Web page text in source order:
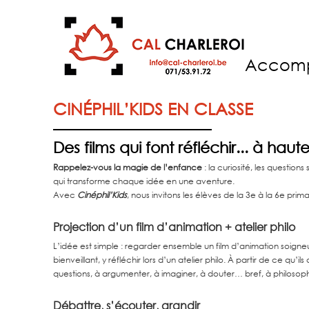
CINÉPHIL’KIDS EN CLASSE
Des films qui font réfléchir... à
Rappelez-vous la magie de l’enfance : la curiosité, les
qui transforme chaque idée en une aventure.
Avec Cinéphil’Kids, nous invitons les élèves de la 3e à la 6e
Projection d’un film d’animation + atelier philo
L’idée est simple : regarder ensemble un film d’animation
bienveillant, y réfléchir lors d’un atelier philo. À partir de ce
questions, à argumenter, à imaginer, à douter… bref, à
Débattre, s’écouter, grandir